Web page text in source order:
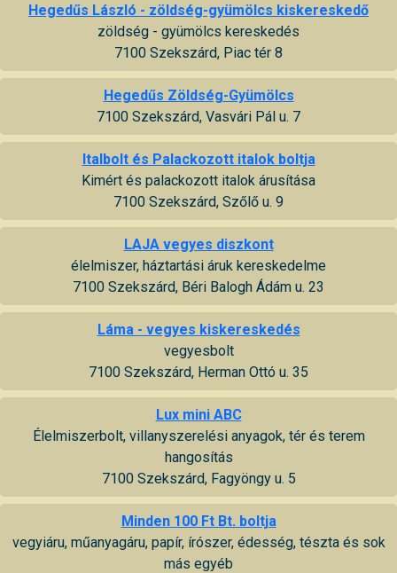
Hegedűs László - zöldség-gyümölcs kiskereskedő
zöldség - gyümölcs kereskedés
7100 Szekszárd, Piac tér 8
Hegedűs Zöldség-Gyümölcs
7100 Szekszárd, Vasvári Pál u. 7
Italbolt és Palackozott italok boltja
Kimért és palackozott italok árusítása
7100 Szekszárd, Szőlő u. 9
LAJA vegyes diszkont
élelmiszer, háztartási áruk kereskedelme
7100 Szekszárd, Béri Balogh Ádám u. 23
Láma - vegyes kiskereskedés
vegyesbolt
7100 Szekszárd, Herman Ottó u. 35
Lux mini ABC
Élelmiszerbolt, villanyszerelési anyagok, tér és terem
hangosítás
7100 Szekszárd, Fagyöngy u. 5
Minden 100 Ft Bt. boltja
vegyiáru, műanyagáru, papír, írószer, édesség, tészta és sok
más egyéb